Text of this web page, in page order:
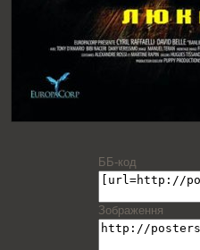
ББ-код
Зображення